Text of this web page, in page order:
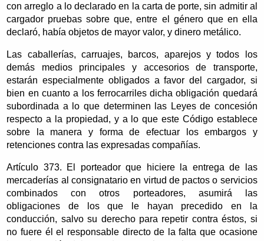
con arreglo a lo declarado en la carta de porte, sin admitir al
cargador pruebas sobre que, entre el género que en ella
declaró, había objetos de mayor valor, y dinero metálico.
Las caballerías, carruajes, barcos, aparejos y todos los
demás medios principales y accesorios de transporte,
estarán especialmente obligados a favor del cargador, si
bien en cuanto a los ferrocarriles dicha obligación quedará
subordinada a lo que determinen las Leyes de concesión
respecto a la propiedad, y a lo que este Código establece
sobre la manera y forma de efectuar los embargos y
retenciones contra las expresadas compañías.
Artículo 373. El porteador que hiciere la entrega de las
mercaderías al consignatario en virtud de pactos o servicios
combinados con otros porteadores, asumirá las
obligaciones de los que le hayan precedido en la
conducción, salvo su derecho para repetir contra éstos, si
no fuere él el responsable directo de la falta que ocasione